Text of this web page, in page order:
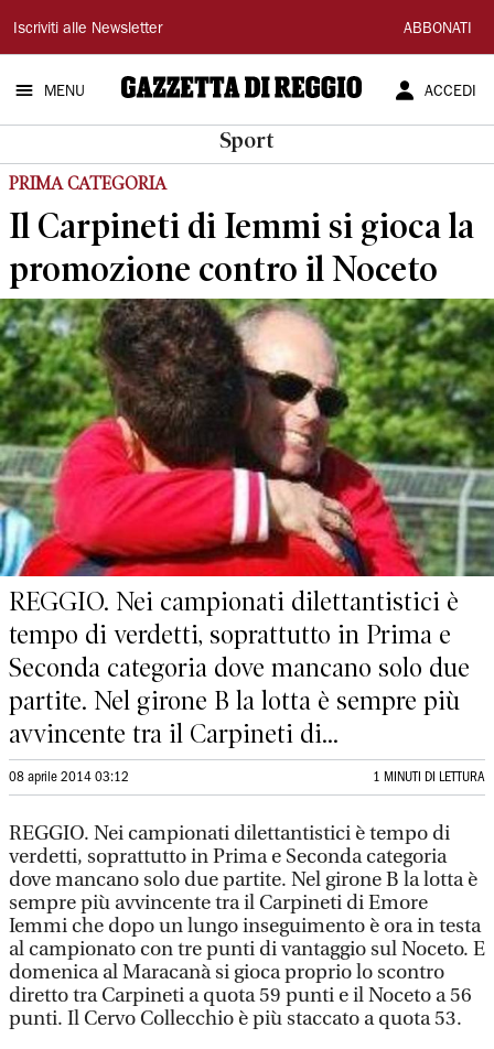
Gazzetta
di
Reggio
Iscriviti alle Newsletter ABBONATI
MENU ACCEDI
Sport
PRIMA CATEGORIA
Il Carpineti di Iemmi si gioca la
promozione contro il Noceto
REGGIO. Nei campionati dilettantistici è
tempo di verdetti, soprattutto in Prima e
Seconda categoria dove mancano solo due
partite. Nel girone B la lotta è sempre più
avvincente tra il Carpineti di...
08 aprile 2014 03:12 1 MINUTI DI LETTURA
REGGIO. Nei campionati dilettantistici è tempo di
verdetti, soprattutto in Prima e Seconda categoria
dove mancano solo due partite. Nel girone B la lotta è
sempre più avvincente tra il Carpineti di Emore
Iemmi che dopo un lungo inseguimento è ora in testa
al campionato con tre punti di vantaggio sul Noceto. E
domenica al Maracanà si gioca proprio lo scontro
diretto tra Carpineti a quota 59 punti e il Noceto a 56
punti. Il Cervo Collecchio è più staccato a quota 53.